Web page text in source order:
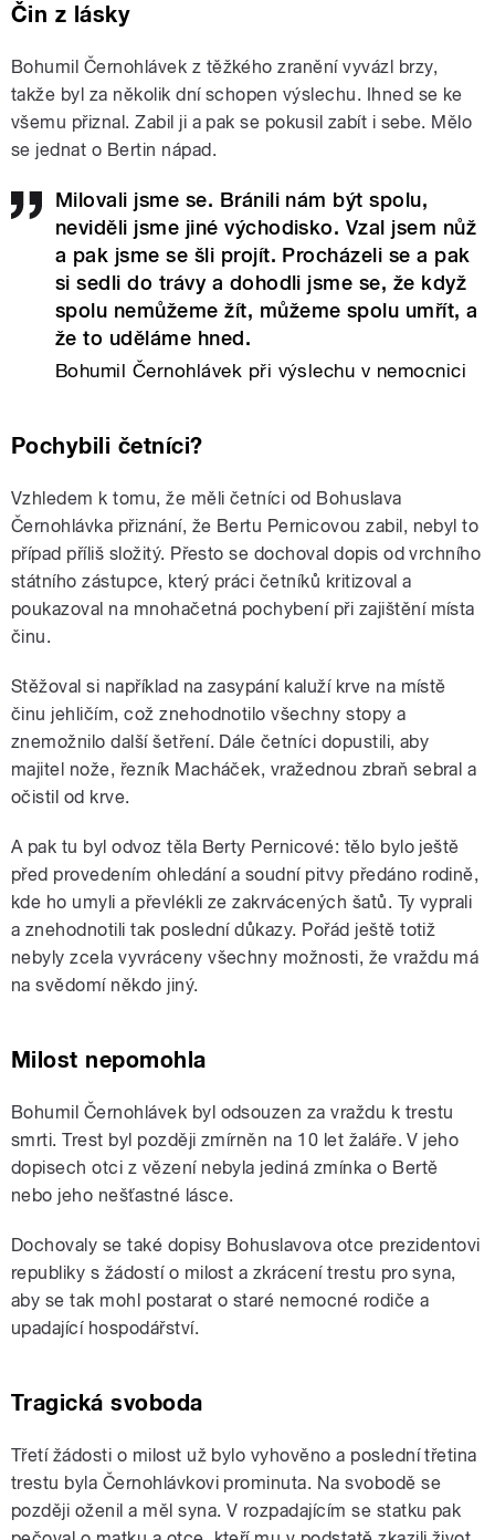
Čin z lásky
Bohumil Černohlávek z těžkého zranění vyvázl brzy,
takže byl za několik dní schopen výslechu. Ihned se ke
všemu přiznal. Zabil ji a pak se pokusil zabít i sebe. Mělo
se jednat o Bertin nápad.
Milovali jsme se. Bránili nám být spolu,
neviděli jsme jiné východisko. Vzal jsem nůž
a pak jsme se šli projít. Procházeli se a pak
si sedli do trávy a dohodli jsme se, že když
spolu nemůžeme žít, můžeme spolu umřít, a
že to uděláme hned.
Bohumil Černohlávek při výslechu v nemocnici
Pochybili četníci?
Vzhledem k tomu, že měli četníci od Bohuslava
Černohlávka přiznání, že Bertu Pernicovou zabil, nebyl to
případ příliš složitý. Přesto se dochoval dopis od vrchního
státního zástupce, který práci četníků kritizoval a
poukazoval na mnohačetná pochybení při zajištění místa
činu.
Stěžoval si například na zasypání kaluží krve na místě
činu jehličím, což znehodnotilo všechny stopy a
znemožnilo další šetření. Dále četníci dopustili, aby
majitel nože, řezník Macháček, vražednou zbraň sebral a
očistil od krve.
A pak tu byl odvoz těla Berty Pernicové: tělo bylo ještě
před provedením ohledání a soudní pitvy předáno rodině,
kde ho umyli a převlékli ze zakrvácených šatů. Ty vyprali
a znehodnotili tak poslední důkazy. Pořád ještě totiž
nebyly zcela vyvráceny všechny možnosti, že vraždu má
na svědomí někdo jiný.
Milost nepomohla
Bohumil Černohlávek byl odsouzen za vraždu k trestu
smrti. Trest byl později zmírněn na 10 let žaláře. V jeho
dopisech otci z vězení nebyla jediná zmínka o Bertě
nebo jeho nešťastné lásce.
Dochovaly se také dopisy Bohuslavova otce prezidentovi
republiky s žádostí o milost a zkrácení trestu pro syna,
aby se tak mohl postarat o staré nemocné rodiče a
upadající hospodářství.
Tragická svoboda
Třetí žádosti o milost už bylo vyhověno a poslední třetina
trestu byla Černohlávkovi prominuta. Na svobodě se
později oženil a měl syna. V rozpadajícím se statku pak